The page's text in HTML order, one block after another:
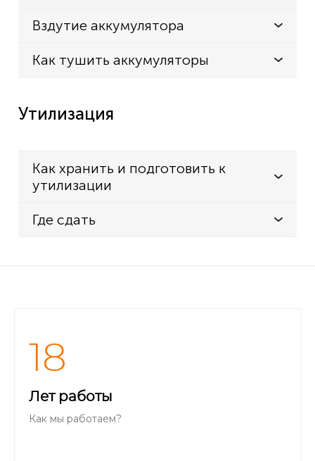
Вздутие аккумулятора
Как тушить аккумуляторы
Утилизация
Как хранить и подготовить к
утилизации
Где сдать
18
Лет работы
Как мы работаем?